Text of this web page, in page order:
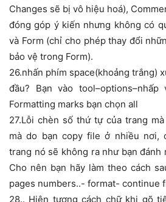
Changes sẽ bị vô hiệu hoá),
đóng góp ý kiến nhưng không có
và Form (chỉ cho phép thay đổi
bảo vệ trong Form).
26.nhấn phím space(khoảng trắng)
đầu? Bạn vào
Formatting marks bạn chọn all
27.Lỗi chèn số thứ tự của trang
mà do bạn copy file ở nhiều nơi,
trang nó sẽ không ra như bạn đánh
Cho nên bạn hãy làm theo cách
pages numbers..- format- continue
28.. Hiện tượng cách chữ khi gõ